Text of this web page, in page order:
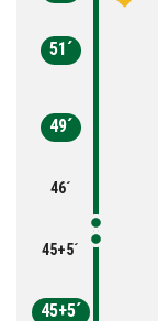
51´
49´
46´
45+5´
45+5´